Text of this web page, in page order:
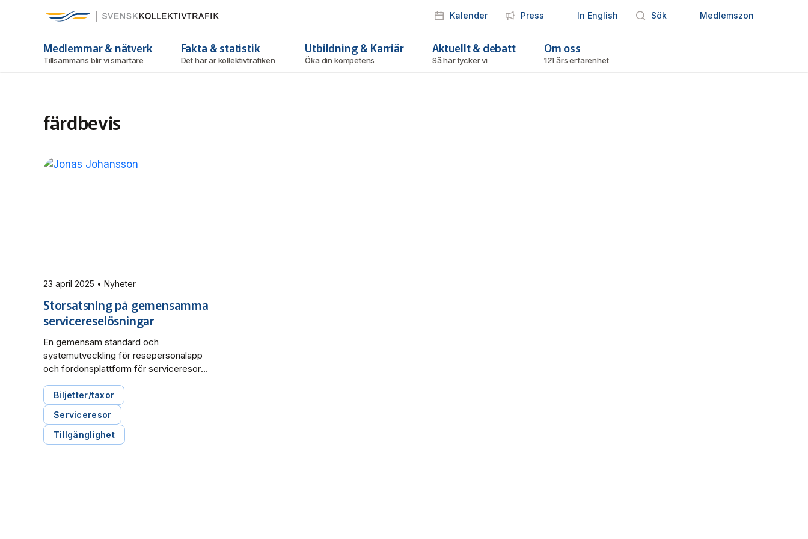
Hoppa
Kalender Press In English Sök Medlemszon
Medlemmar & nätverk
Tillsammans blir vi smartare
Fakta & statistik
Det här är kollektivtrafiken
Utbildning & Karriär
Öka din kompetens
Aktuellt & debatt
Så här tycker vi
Om oss
121 års erfarenhet
färdbevis
23 april 2025 • Nyheter
Storsatsning på gemensamma
servicereselösningar
En gemensam standard och
systemutveckling för resepersonalapp
och fordonsplattform för serviceresor i
framtid. Vilka vill vara med? Nu pågår
processen för att starta upp samarbetet
GeSys, som kan underlätta både för
RKM och resenärer.
Biljetter/taxor
Serviceresor
Tillgänglighet